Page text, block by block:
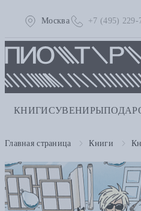
Москва +7 (495) 229-
КНИГИСУВЕНИРЫ
Главная страница Книги